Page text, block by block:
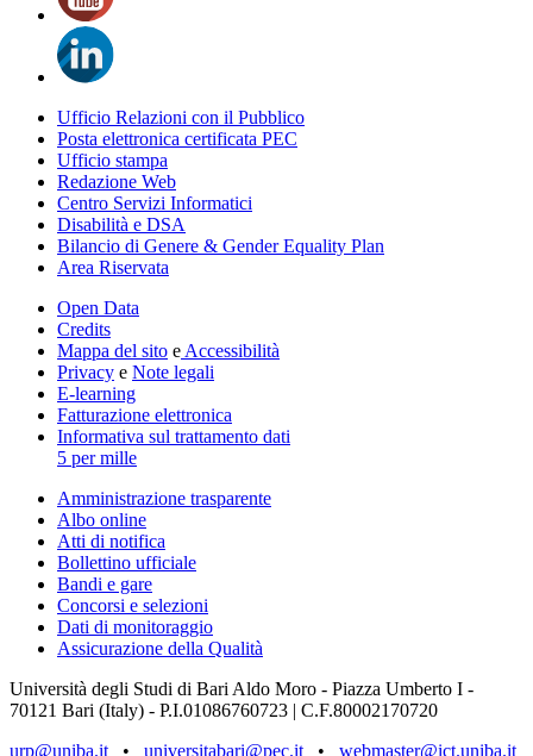
Ufficio Relazioni con il Pubblico
Posta elettronica certificata PEC
Ufficio stampa
Redazione Web
Centro Servizi Informatici
Disabilità e DSA
Bilancio di Genere & Gender Equality Plan
Area Riservata
Open Data
Credits
Mappa del sito e Accessibilità
Privacy e Note legali
E-learning
Fatturazione elettronica
Informativa sul trattamento dati
5 per mille
Amministrazione trasparente
Albo online
Atti di notifica
Bollettino ufficiale
Bandi e gare
Concorsi e selezioni
Dati di monitoraggio
Assicurazione della Qualità
Università degli Studi di Bari Aldo Moro - Piazza Umberto I -
70121 Bari (Italy) - P.I.01086760723 | C.F.80002170720
urp@uniba.it • universitabari@pec.it • webmaster@ict.uniba.it